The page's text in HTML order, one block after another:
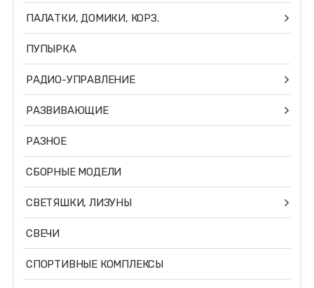
ПАЛАТКИ, ДОМИКИ, КОРЗ.
ПУПЫРКА
РАДИО-УПРАВЛЕНИЕ
РАЗВИВАЮЩИЕ
РАЗНОЕ
СБОРНЫЕ МОДЕЛИ
СВЕТЯШКИ, ЛИЗУНЫ
СВЕЧИ
СПОРТИВНЫЕ КОМПЛЕКСЫ